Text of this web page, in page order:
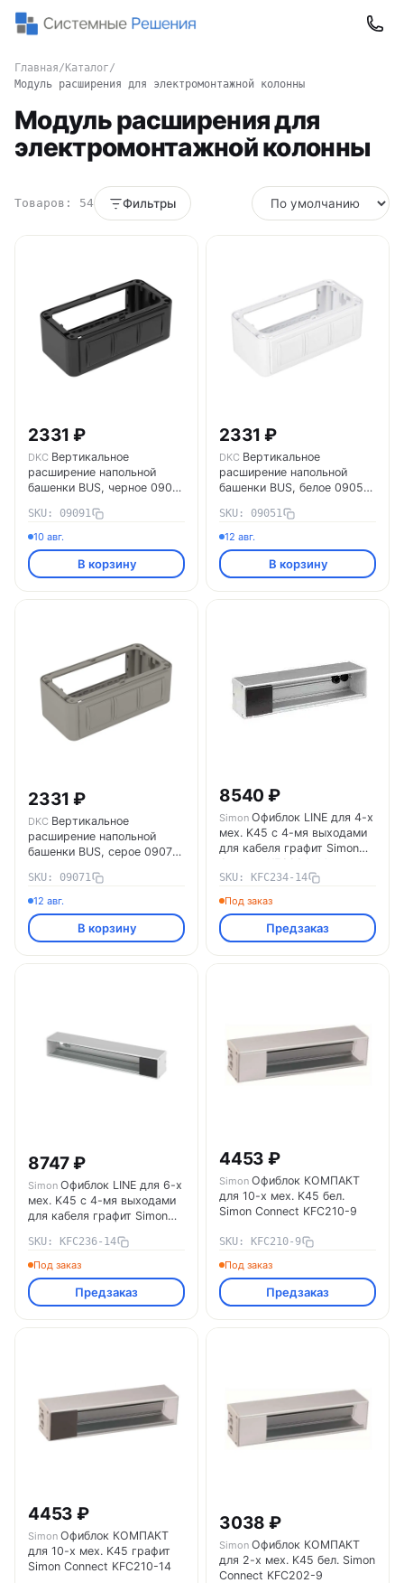
Главная/ Каталог/
Модуль расширения для электромонтажной колонны
Модуль расширения для
электромонтажной колонны
Товаров: 54 Фильтры
2331 ₽
DKC Вертикальное
расширение напольной
башенки BUS, черное 09091
SKU: 09091
10 авг.
В корзину
2331 ₽
DKC Вертикальное
расширение напольной
башенки BUS, белое 09051
SKU: 09051
12 авг.
В корзину
2331 ₽
DKC Вертикальное
расширение напольной
башенки BUS, серое 09071
SKU: 09071
12 авг.
В корзину
8540 ₽
Simon Офиблок LINE для 4-х
мех. K45 с 4-мя выходами
для кабеля графит Simon
Connect KFC234-14
SKU: KFC234-14
Под заказ
Предзаказ
8747 ₽
Simon Офиблок LINE для 6-х
мех. K45 с 4-мя выходами
для кабеля графит Simon
SKU: KFC236-14
Под заказ
Предзаказ
4453 ₽
Simon Офиблок КОМПАКТ
для 10-х мех. K45 бел.
Simon Connect KFC210-9
SKU: KFC210-9
Под заказ
Предзаказ
4453 ₽
Simon Офиблок КОМПАКТ
для 10-х мех. K45 графит
Simon Connect KFC210-14
3038 ₽
Simon Офиблок КОМПАКТ
для 2-х мех. K45 бел. Simon
Connect KFC202-9